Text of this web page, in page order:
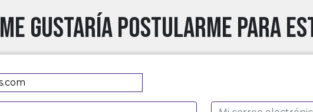
Me gustaría postularme para